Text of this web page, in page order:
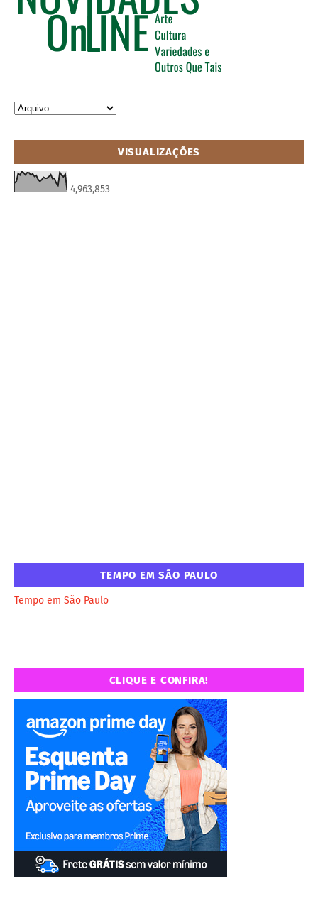
VISUALIZAÇÕES
4,963,853
TEMPO EM SÃO PAULO
Tempo em São Paulo
CLIQUE E CONFIRA!